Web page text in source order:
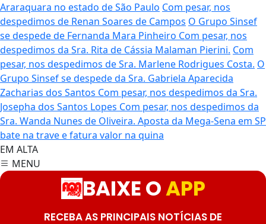
Araraquara no estado de São Paulo Com pesar, nos
despedimos de Renan Soares de Campos O Grupo Sinsef
se despede de Fernanda Mara Pinheiro Com pesar, nos
despedimos da Sra. Rita de Cássia Malaman Pierini. Com
pesar, nos despedimos de Sra. Marlene Rodrigues Costa. O
Grupo Sinsef se despede da Sra. Gabriela Aparecida
Zacharias dos Santos Com pesar, nos despedimos da Sra.
Josepha dos Santos Lopes Com pesar, nos despedimos da
Sra. Wanda Nunes de Oliveira. Aposta da Mega-Sena em SP
bate na trave e fatura valor na quina
EM ALTA
MENU
BAIXE OAPP
RECEBA AS PRINCIPAIS NOTÍCIAS DE